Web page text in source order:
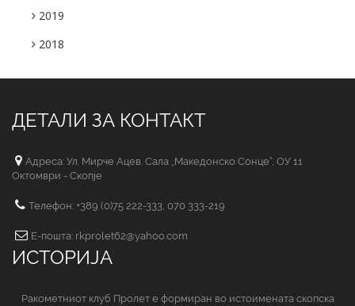
2019
2018
ДЕТАЛИ ЗА КОНТАКТ
Адреса: Ул. Мирче Ацев. Сала „Македонско Сонце“, ОУ 11
Октомври - Скопје
Телефон: +389 (0)75 222-333, 070 333-219
Е-пошта: rkprolet62@yahoo.com
ИСТОРИЈА
Ракометниот клуб Пролет е формиран во истоимената скопска